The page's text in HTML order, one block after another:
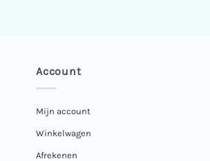
Account
Mijn account
Winkelwagen
Afrekenen